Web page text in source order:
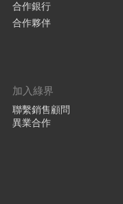
合作銀行
合作夥伴
加入綠界
聯繫銷售顧問
異業合作